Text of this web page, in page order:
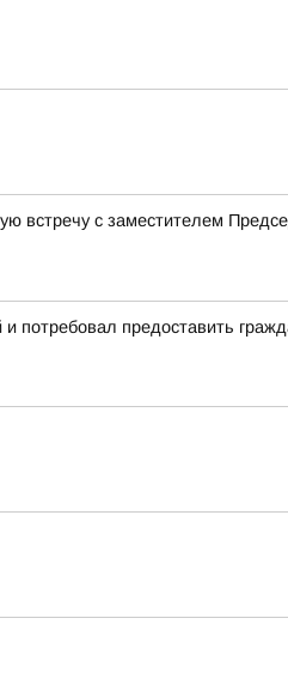
с заместителем
потребовал предоставить